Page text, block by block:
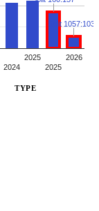
2024
2025
2025
2026
Split 1057:1035
TYPE